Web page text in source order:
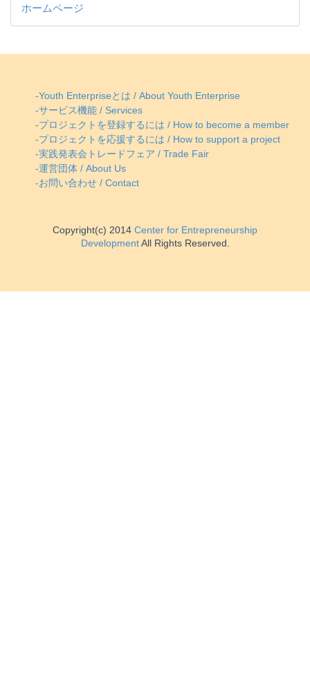
ホームページ
-Youth Enterpriseとは / About Youth Enterprise
-サービス機能 / Services
-プロジェクトを登録するには / How to become a member
-プロジェクトを応援するには / How to support a project
-実践発表会トレードフェア / Trade Fair
-運営団体 / About Us
-お問い合わせ / Contact
Copyright(c) 2014 Center for Entrepreneurship
DevelopmentAll Rights Reserved.